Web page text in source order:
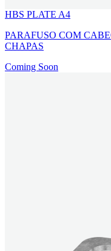
HBS PLATE A4
PARAFUSO COM
CHAPAS
Coming Soon